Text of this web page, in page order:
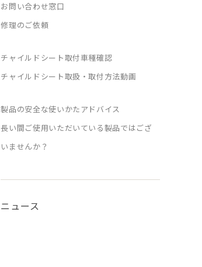
お問い合わせ窓口
修理のご依頼
チャイルドシート取付車種確認
チャイルドシート取扱・取付方法動画
製品の安全な使いかたアドバイス
長い間ご使用いただいている製品ではござ
いませんか？
ニュース